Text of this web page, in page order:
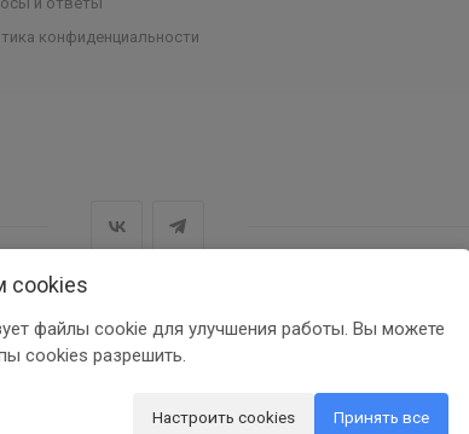
конфиденциальности
cookies
файлы cookie для улучшения работы. Вы можете
cookies разрешить.
Настроить cookies Принять все